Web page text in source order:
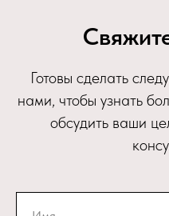
Готовы сделать
нами, чтобы узнать
обсудить ваши